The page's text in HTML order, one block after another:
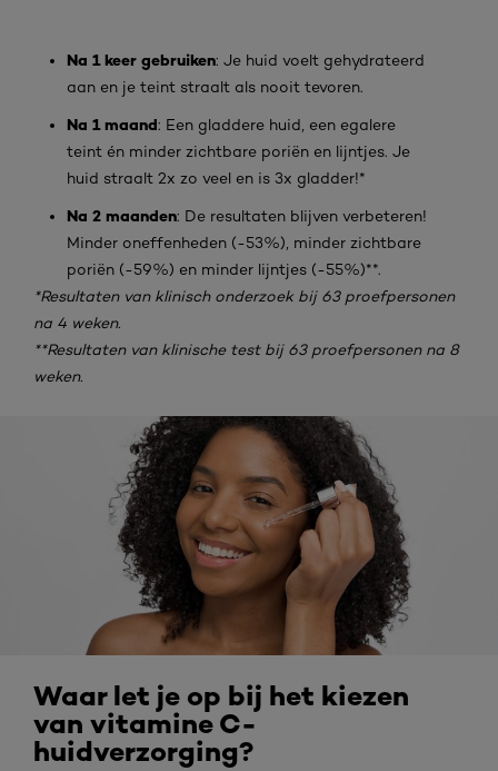
Na 1 keer gebruiken: Je huid voelt gehydrateerd
aan en je teint straalt als nooit tevoren.
Na 1 maand: Een gladdere huid, een egalere
teint én minder zichtbare poriën en lijntjes. Je
huid straalt 2x zo veel en is 3x gladder!*
Na 2 maanden: De resultaten blijven verbeteren!
Minder oneffenheden (-53%), minder zichtbare
poriën (-59%) en minder lijntjes (-55%)**.
*Resultaten van klinisch onderzoek bij 63 proefpersonen
na 4 weken.
**Resultaten van klinische test bij 63 proefpersonen na 8
weken.
Waar let je op bij het kiezen
van vitamine C-
huidverzorging?